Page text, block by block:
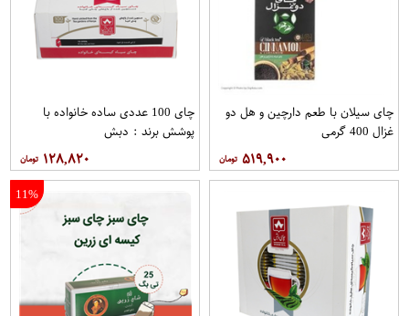
چای سیلان با طعم دارچین و هل دو
غزال 400 گرمی
۵۱۹,۹۰۰
چای 100 عددی ساده خانواده با
پوشش برند : دبش
۱۲۸,۸۲۰
11%